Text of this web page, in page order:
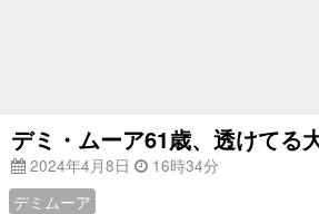
デミ・ムーア61歳、透けてる
2024年4月8日
16時34分
デミムーア